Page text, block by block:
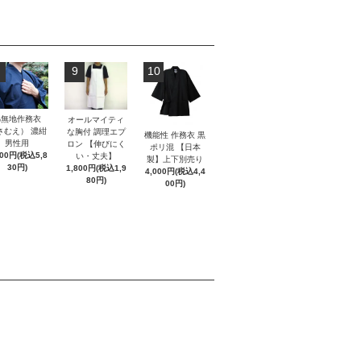
地作務衣
むえ） 濃紺
男性用
円(税込5,8
30円)
9
オールマイティ
な胸付 調理エプ
ロン 【伸びにく
い・丈夫】
1,800円(税込1,9
80円)
10
機能性 作務衣 黒
ポリ混 【日本
製】上下別売り
4,000円(税込4,4
00円)